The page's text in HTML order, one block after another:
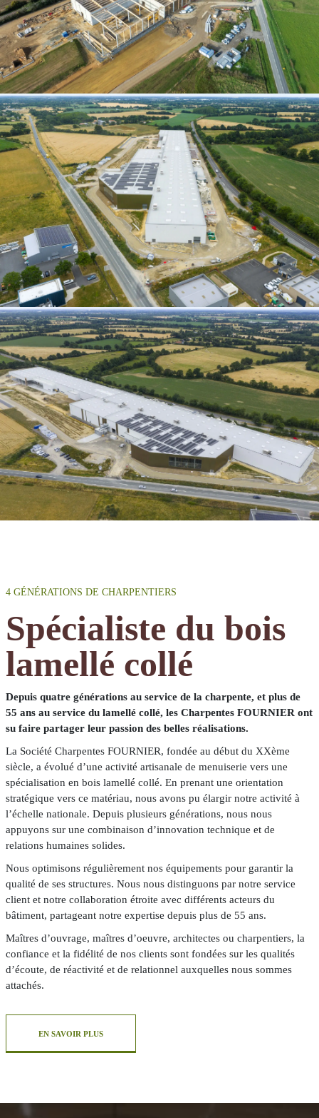
4 GÉNÉRATIONS DE CHARPENTIERS
Spécialiste du bois
lamellé collé
Depuis quatre générations au service de la charpente, et plus de
55 ans au service du lamellé collé, les Charpentes FOURNIER ont
su faire partager leur passion des belles réalisations.
La Société Charpentes FOURNIER, fondée au début du XXème
siècle, a évolué d’une activité artisanale de menuiserie vers une
spécialisation en bois lamellé collé. En prenant une orientation
stratégique vers ce matériau, nous avons pu élargir notre activité à
l’échelle nationale. Depuis plusieurs générations, nous nous
appuyons sur une combinaison d’innovation technique et de
relations humaines solides.
Nous optimisons régulièrement nos équipements pour garantir la
qualité de ses structures. Nous nous distinguons par notre service
client et notre collaboration étroite avec différents acteurs du
bâtiment, partageant notre expertise depuis plus de 55 ans.
Maîtres d’ouvrage, maîtres d’oeuvre, architectes ou charpentiers, la
confiance et la fidélité de nos clients sont fondées sur les qualités
d’écoute, de réactivité et de relationnel auxquelles nous sommes
attachés.
EN SAVOIR PLUS